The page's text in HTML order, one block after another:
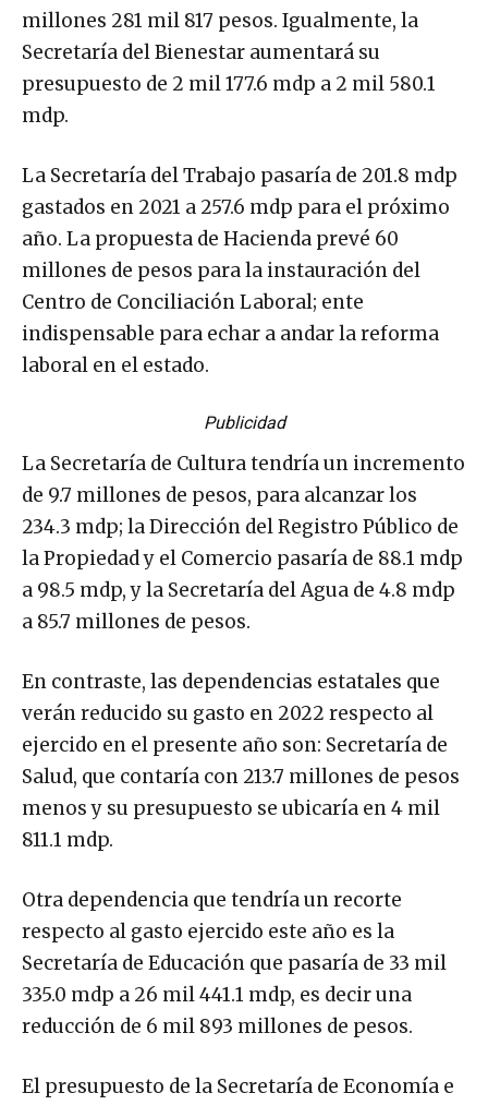
millones 281 mil 817 pesos. Igualmente, la
Secretaría del Bienestar aumentará su
presupuesto de 2 mil 177.6 mdp a 2 mil 580.1
mdp.
La Secretaría del Trabajo pasaría de 201.8 mdp
gastados en 2021 a 257.6 mdp para el próximo
año. La propuesta de Hacienda prevé 60
millones de pesos para la instauración del
Centro de Conciliación Laboral; ente
indispensable para echar a andar la reforma
laboral en el estado.
Publicidad
La Secretaría de Cultura tendría un incremento
de 9.7 millones de pesos, para alcanzar los
234.3 mdp; la Dirección del Registro Público de
la Propiedad y el Comercio pasaría de 88.1 mdp
a 98.5 mdp, y la Secretaría del Agua de 4.8 mdp
a 85.7 millones de pesos.
En contraste, las dependencias estatales que
verán reducido su gasto en 2022 respecto al
ejercido en el presente año son: Secretaría de
Salud, que contaría con 213.7 millones de pesos
menos y su presupuesto se ubicaría en 4 mil
811.1 mdp.
Otra dependencia que tendría un recorte
respecto al gasto ejercido este año es la
Secretaría de Educación que pasaría de 33 mil
335.0 mdp a 26 mil 441.1 mdp, es decir una
reducción de 6 mil 893 millones de pesos.
El presupuesto de la Secretaría de Economía e